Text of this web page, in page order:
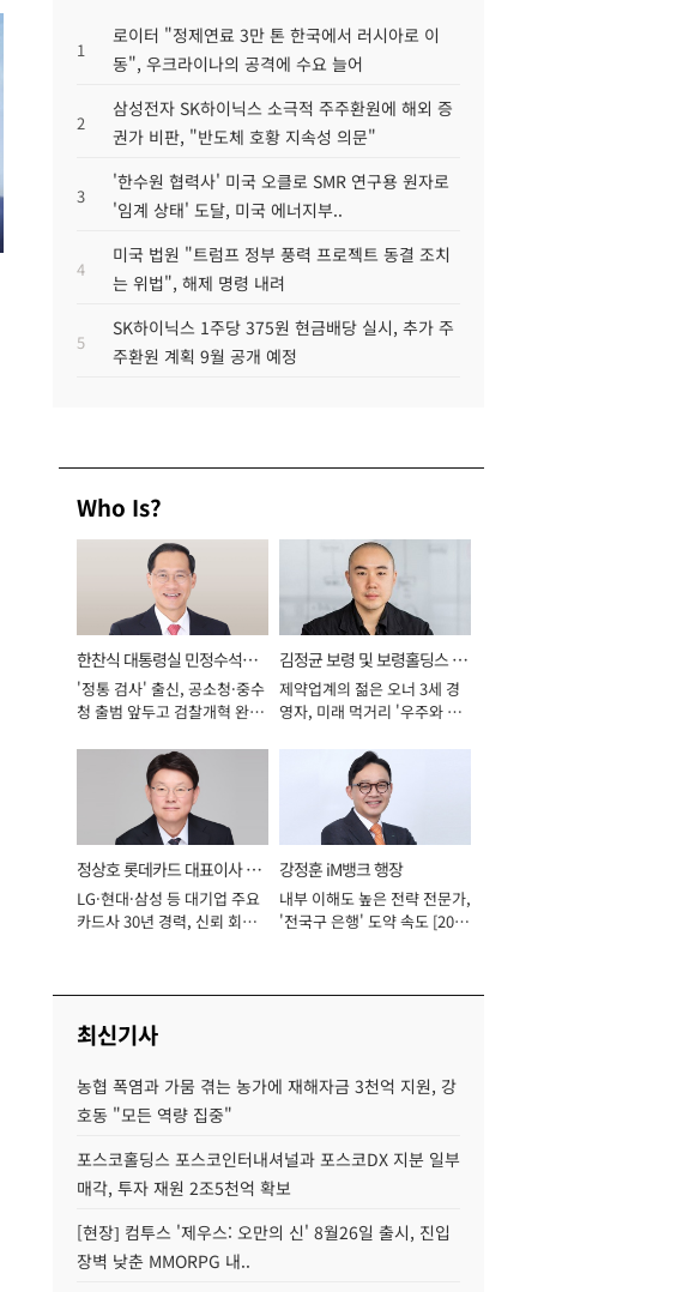
1
로이터 "정제연료 3만 톤 한국에서 러시아로 이
동", 우크라이나의 공격에 수요 늘어
2
삼성전자 SK하이닉스 소극적 주주환원에 해외 증
권가 비판, "반도체 호황 지속성 의문"
3
'한수원 협력사' 미국 오클로 SMR 연구용 원자로
'임계 상태' 도달, 미국 에너지부..
4
미국 법원 "트럼프 정부 풍력 프로젝트 동결 조치
는 위법", 해제 명령 내려
5
SK하이닉스 1주당 375원 현금배당 실시, 추가 주
주환원 계획 9월 공개 예정
Who Is?
한찬식 대통령실 민정수석비
서관
'정통 검사' 출신, 공소청·중수
청 출범 앞두고 검찰개혁 완수
김정균 보령 및 보령홀딩스 대
표이사 사장
제약업계의 젊은 오너 3세 경
영자, 미래 먹거리 '우주와 헬
정상호 롯데카드 대표이사 사
장
LG·현대·삼성 등 대기업 주요
카드사 30년 경력, 신뢰 회복
강정훈 iM뱅크 행장
내부 이해도 높은 전략 전문가,
'전국구 은행' 도약 속도 [2026
최신기사
농협 폭염과 가뭄 겪는 농가에 재해자금 3천억 지원, 강
호동 "모든 역량 집중"
포스코홀딩스 포스코인터내셔널과 포스코DX 지분 일부
매각, 투자 재원 2조5천억 확보
[현장] 컴투스 '제우스: 오만의 신' 8월26일 출시, 진입
장벽 낮춘 MMORPG 내..